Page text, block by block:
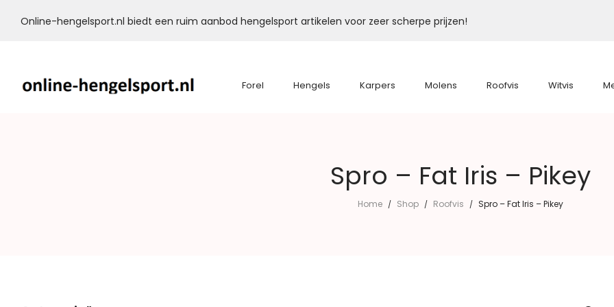
Online-hengelsport.nl biedt een ruim aanbod hengelsport artikelen voor zeer scherpe prijzen!
Forel Hengels Karpers Molens Roofvis Witvis
Spro – Fat Iris – Pikey
Home / Shop / Roofvis / Spro – Fat Iris – Pikey